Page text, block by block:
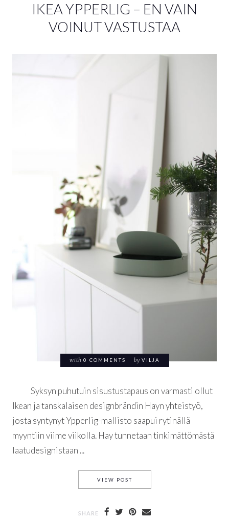
IKEA YPPERLIG – EN VAIN
VOINUT VASTUSTAA
with 0 COMMENTS by VILJA
Syksyn puhutuin sisustustapaus on varmasti ollut
Ikean ja tanskalaisen designbrändin Hayn yhteistyö,
josta syntynyt Ypperlig-mallisto saapui rytinällä
myyntiin viime viikolla. Hay tunnetaan tinkimättömästä
laatudesignistaan ...
VIEW POSTIKEA YPPERLIG – EN VAIN
SHARE